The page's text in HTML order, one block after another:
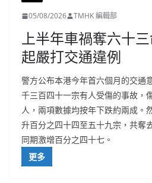
05/08/2026 TMHK 編輯部
上半年車禍奪六十
起嚴打交通違例
警方公布本港今年首六個月的交通
千三百四十一宗有人受傷的事故，
人，兩項數據均按年下跌約兩成。
升百分之四十四至五十九宗，共奪
同期激增百分之四十七。
更多